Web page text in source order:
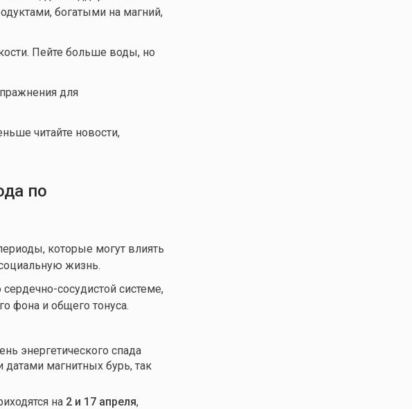
богатыми на магний,
Пейте больше воды, но
для
читайте новости,
по
которые могут влиять
жизнь.
сосудистой системе,
фона и общего тонуса.
энергетического спада
магнитных бурь, так
на 2 и 17 апреля,